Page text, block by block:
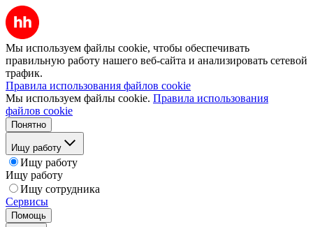
Мы используем файлы cookie, чтобы обеспечивать
правильную работу нашего веб-сайта и анализировать сетевой
трафик.
Правила использования файлов cookie
Мы используем файлы cookie. Правила использования
файлов cookie
Понятно
Ищу работу
Ищу работу
Ищу работу
Ищу сотрудника
Сервисы
Помощь